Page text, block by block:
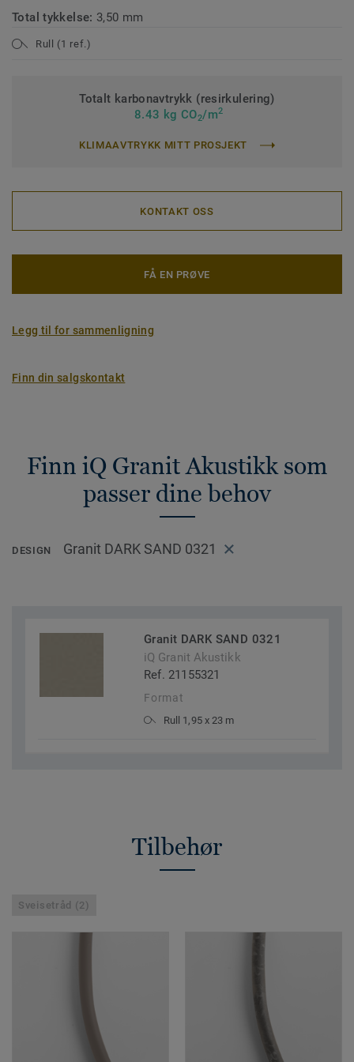
Total tykkelse: 3,50 mm
Rull (1 ref.)
Totalt karbonavtrykk (resirkulering)
8.43 kg CO2/m2
KLIMAAVTRYKK MITT PROSJEKT
KONTAKT OSS
FÅ EN PRØVE
Legg til for sammenligning
Finn din salgskontakt
Finn iQ Granit Akustikk som
passer dine behov
DESIGN Granit DARK SAND 0321
Granit DARK SAND 0321
iQ Granit Akustikk
Ref. 21155321
Format
Rull 1,95 x 23 m
Tilbehør
Sveisetråd (2)